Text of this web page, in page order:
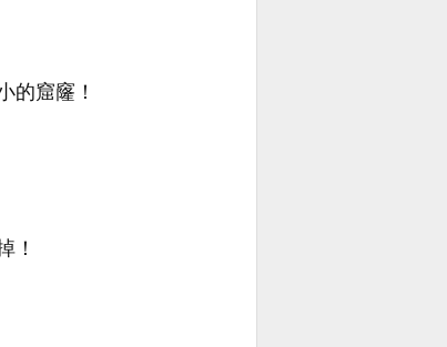
的窟窿！
！